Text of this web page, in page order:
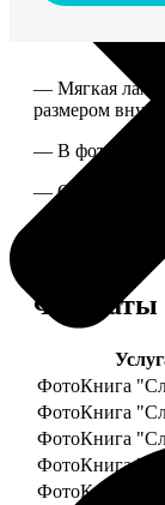
— Мягкая
размером
— В фотокниге
— Страницы
— Книга
укреплены
Форматы
ФотоКнига
ФотоКнига
ФотоКнига
ФотоКнига
ФотоКнига